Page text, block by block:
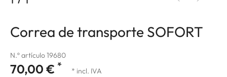
Correa de transporte SOFORT
N.º artículo 19680
70,00 € * * incl. IVA